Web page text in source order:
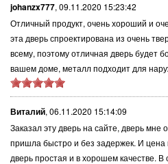
johanzx777, 09.11.2020 15:23:42
Отличный продукт, очень хороший и
эта дверь спроектирована из очень
всему, поэтому отличная дверь будет
вашем доме, металл подходит для
Виталий, 06.11.2020 15:14:09
Заказал эту дверь на сайте, дверь мне
пришла быстро и без задержек. И цена
дверь простая и в хорошем качестве.